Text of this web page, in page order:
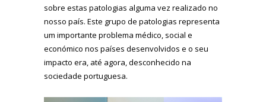
sobre estas patologias alguma vez realizado no
nosso país. Este grupo de patologias representa
um importante problema médico, social e
económico nos países desenvolvidos e o seu
impacto era, até agora, desconhecido na
sociedade portuguesa.